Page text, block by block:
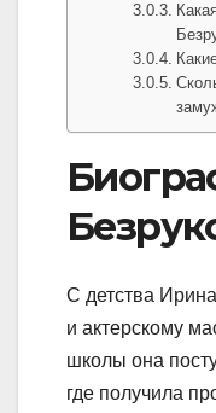
С детства
и актерскому
школы она
где получила